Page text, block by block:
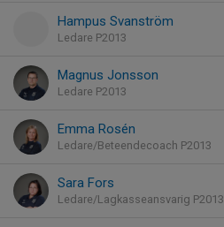
Hampus Svanström
Ledare P2013
Magnus Jonsson
Ledare P2013
Emma Rosén
Ledare/Beteendecoach P2013
Sara Fors
Ledare/Lagkasseansvarig P2013